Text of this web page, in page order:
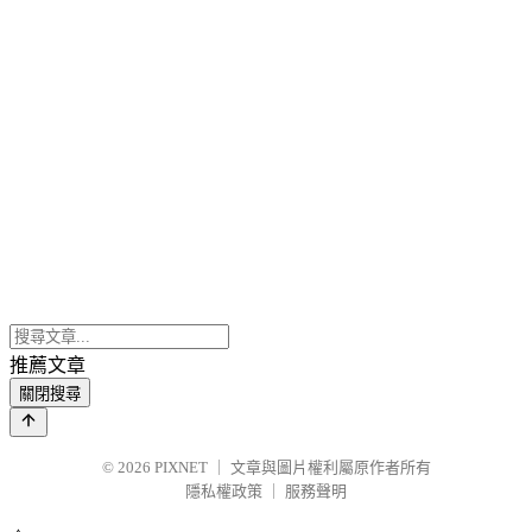
推薦文章
關閉搜尋
© 2026 PIXNET
文章與圖片權利屬原作者所有
隱私權政策
服務聲明